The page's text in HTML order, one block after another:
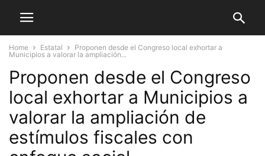
Home Estatal
Proponen desde el Congreso local exhortar a
Municipios a valorar la ampliación...
Proponen desde el Congreso
local exhortar a Municipios a
valorar la ampliación de
estímulos fiscales con